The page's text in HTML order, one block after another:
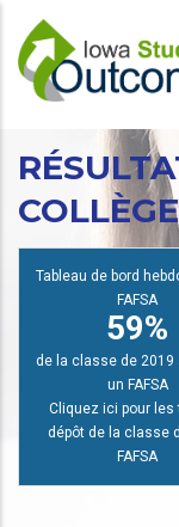
contenu
principal
Tableau de bord
FAFSA
59%
de la classe de 2019
un FAFSA
Cliquez ici pour les
dépôt de la classe
FAFSA